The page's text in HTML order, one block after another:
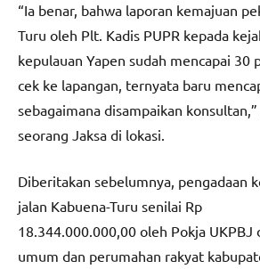
“Ia benar, bahwa laporan kemajuan
Turu oleh Plt. Kadis PUPR kepada
kepulauan Yapen sudah mencapai 30
cek ke lapangan, ternyata baru
sebagaimana disampaikan
seorang Jaksa di lokasi.
Diberitakan sebelumnya, pengadaan
jalan Kabuena-Turu senilai Rp
18.344.000.000,00 oleh Pokja UKPBJ
umum dan perumahan rakyat